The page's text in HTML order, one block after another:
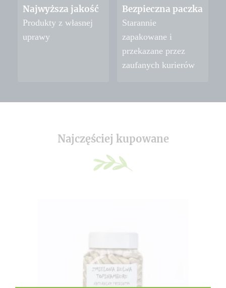
Najwyższa jakość
Produkty z własnej
uprawy
Bezpieczna paczka
Starannie
zapakowane i
przekazane przez
zaufanych kurierów
Najczęściej kupowane